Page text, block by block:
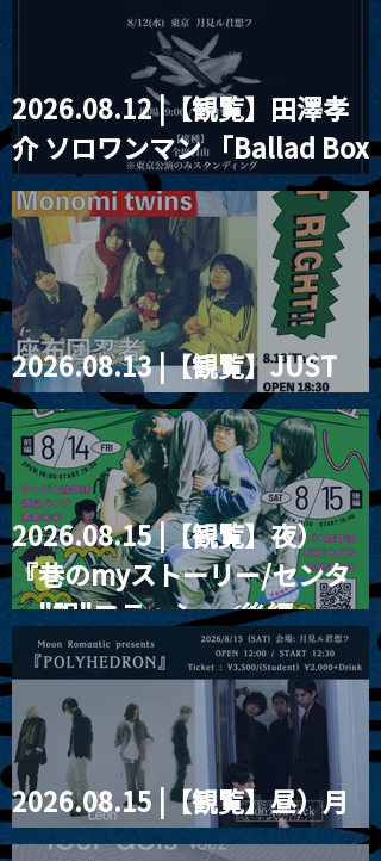
2026.08.12 |【観覧】田澤孝
介 ソロワンマン 「Ballad Box
2026」
2026.08.13 |【観覧】JUST
RIGHT!! vol.26
2026.08.15 |【観覧】夜）
『巷のmyストーリー/センタ
ー"訳"フラッシュ⚡️後編』
2026.08.15 |【観覧】昼）月
見ルpre.『POLYHEDRON』